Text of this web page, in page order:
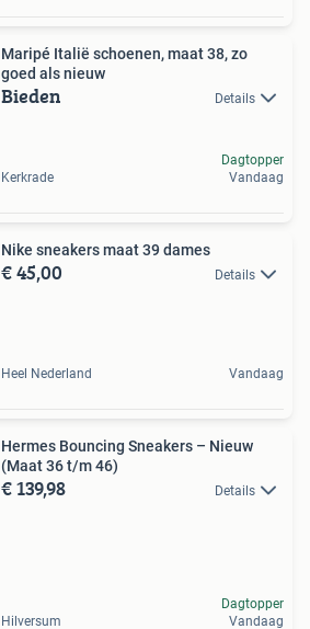
Maripé Italië schoenen, maat 38, zo
goed als nieuw
Bieden Details
Kerkrade
Dagtopper
Vandaag
Nike sneakers maat 39 dames
€ 45,00 Details
Heel Nederland Vandaag
Hermes Bouncing Sneakers – Nieuw
(Maat 36 t/m 46)
€ 139,98 Details
Hilversum
Dagtopper
Vandaag